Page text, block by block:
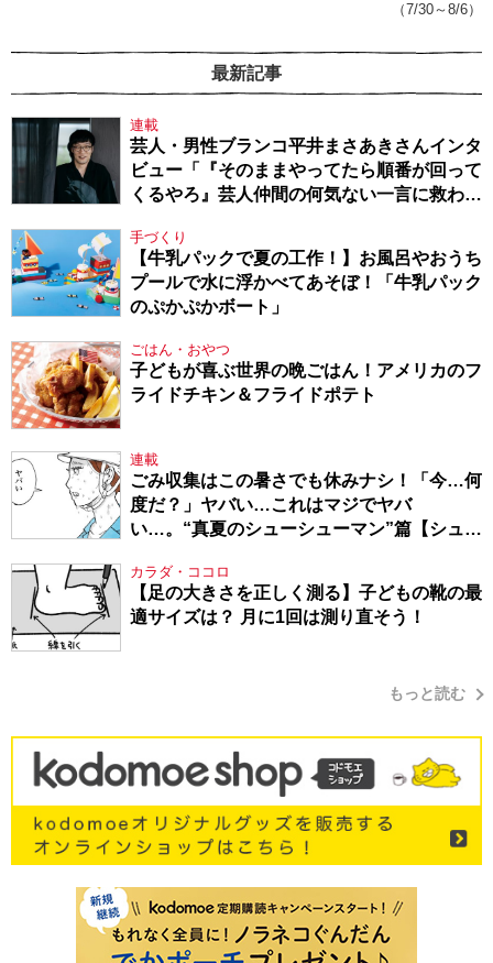
（7/30～8/6）
最新記事
連載
芸人・男性ブランコ平井まさあきさんインタ
ビュー「『そのままやってたら順番が回って
くるやろ』芸人仲間の何気ない一言に救われ
手づくり
【牛乳パックで夏の工作！】お風呂やおうち
プールで水に浮かべてあそぼ！「牛乳パック
のぷかぷかボート」
ごはん・おやつ
子どもが喜ぶ世界の晩ごはん！アメリカのフ
ライドチキン＆フライドポテト
連載
ごみ収集はこの暑さでも休みナシ！「今…何
度だ？」ヤバい…これはマジでヤバ
い…。“真夏のシューシューマン”篇【シュー
カラダ・ココロ
【足の大きさを正しく測る】子どもの靴の最
適サイズは？ 月に1回は測り直そう！
もっと読む